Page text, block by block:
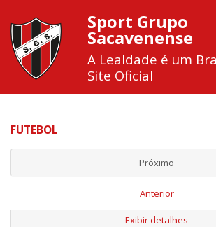
Sport Grupo
Sacavenense
A Lealdade é um
Site Oficial
FUTEBOL
Próximo
Anterior
Exibir detalhes